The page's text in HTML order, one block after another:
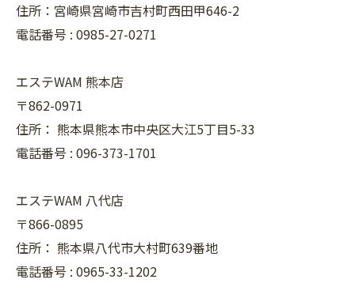
住所：宮崎県宮崎市吉村町西田甲646-2
電話番号 : 0985-27-0271
エステWAM 熊本店
〒862-0971
住所： 熊本県熊本市中央区大江5丁目5-33
電話番号 : 096-373-1701
エステWAM 八代店
〒866-0895
住所： 熊本県八代市大村町639番地
電話番号 : 0965-33-1202